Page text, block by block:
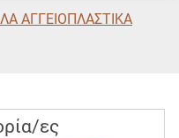
ΑΓΓΕΙΟΠΛΑΣΤΙΚΑ
ες